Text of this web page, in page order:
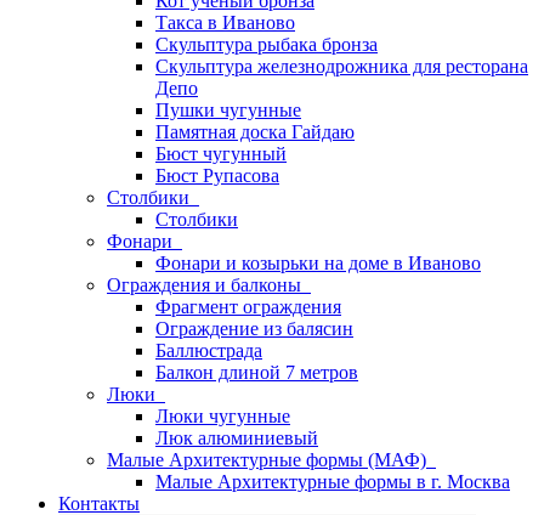
Такса в Иваново
Скульптура рыбака бронза
Скульптура железнодрожника для ресторана
Депо
Пушки чугунные
Памятная доска Гайдаю
Бюст чугунный
Бюст Рупасова
Столбики
Столбики
Фонари
Фонари и козырьки на доме в Иваново
Ограждения и балконы
Фрагмент ограждения
Ограждение из балясин
Баллюстрада
Балкон длиной 7 метров
Люки
Люки чугунные
Люк алюминиевый
Малые Архитектурные формы (МАФ)
Малые Архитектурные формы в г. Москва
Контакты